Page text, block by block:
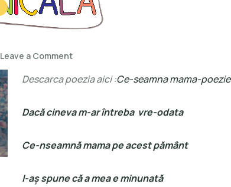
Leave a Comment
Descarca poezia aici :Ce-seamna mama-poezie
Dacă cineva m-ar întreba vre-odata
Ce-nseamnă mama pe acest pământ
I-aș spune că a mea e minunată